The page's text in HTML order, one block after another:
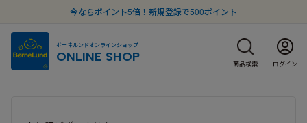
今ならポイント5倍！新規登録で500ポイント
ボーネルンドオンラインショップ
ONLINE SHOP 商品検索 ログイン